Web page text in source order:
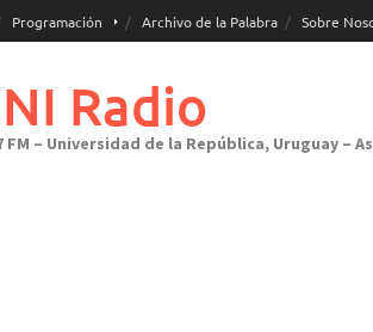
Programación Archivo de la Palabra Sobre
Radio
FM – Universidad de la República, Uruguay –